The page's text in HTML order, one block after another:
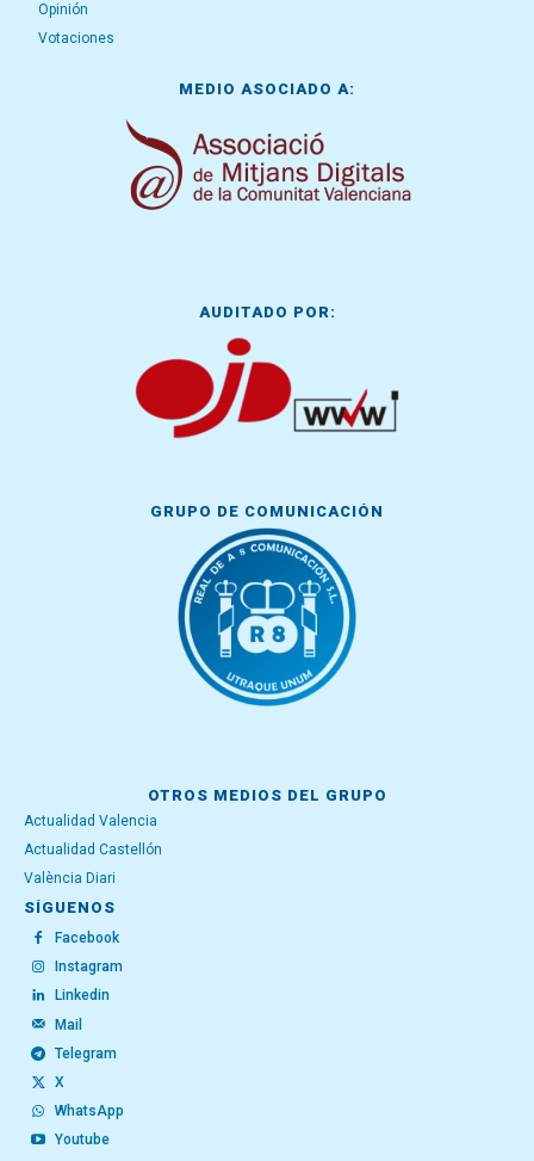
Opinión
Votaciones
MEDIO ASOCIADO A:
AUDITADO POR:
GRUPO DE COMUNICACIÓN
OTROS MEDIOS DEL GRUPO
Actualidad Valencia
Actualidad Castellón
València Diari
SÍGUENOS
Facebook
Instagram
Linkedin
Mail
Telegram
X
WhatsApp
Youtube